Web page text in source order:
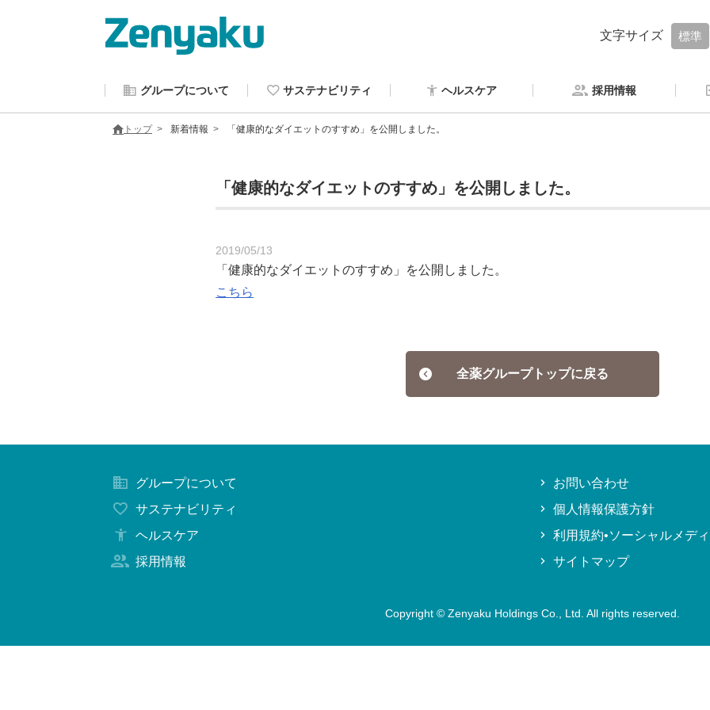
文字サイズ 標準
グループについて サステナビリティ ヘルスケア 採用情報
トップ 新着情報 「健康的なダイエットのすすめ」を公開しました。
「健康的なダイエットのすすめ」を公開しました。
2019/05/13
「健康的なダイエットのすすめ」を公開しました。
こちら
全薬グループトップに戻る
グループについて
サステナビリティ
ヘルスケア
採用情報
お問い合わせ
個人情報保護方針
利用規約•ソーシャルメデ
サイトマップ
Copyright © Zenyaku Holdings Co., Ltd. All rights reserved.